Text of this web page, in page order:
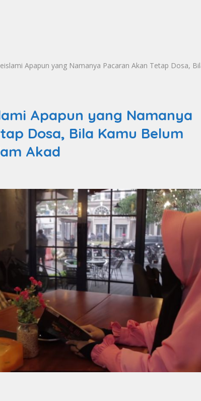
Apapun yang Namanya Pacaran Akan Tetap Dosa,
Apapun yang Namanya
Dosa, Bila Kamu Belum
Akad